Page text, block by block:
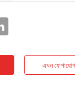
এখন যোগাযোগ